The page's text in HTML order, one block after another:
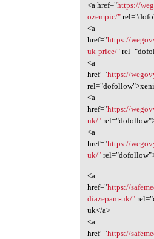
<a href="https://
ozempic/"
<a
href="https://
uk-price/"
<a
href="https://
<a
href="https://
uk/"
<a
href="https://
uk/"
<a
href="https://
diazepam-uk/"
uk</a>
<a
href="https://